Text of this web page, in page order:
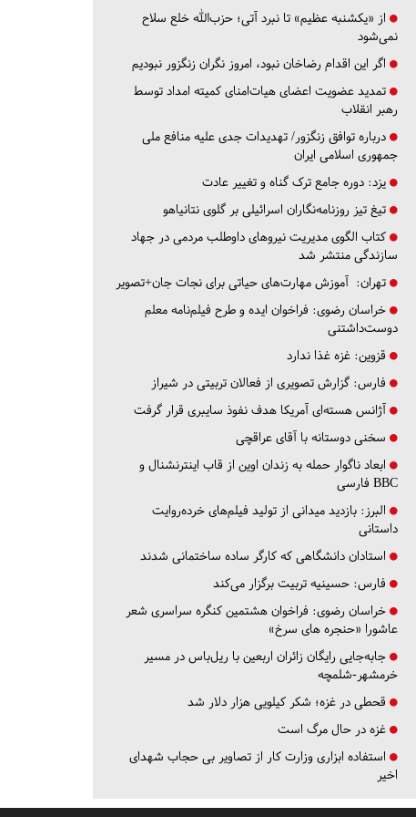
از «یکشنبه عظیم» تا نبرد آتی؛ حزب‌الله خلع سلاح
نمی‌شود
اگر این اقدام رضاخان نبود، امروز نگران زنگزور نبودیم
تمدید عضویت اعضای هیات‌امنای کمیته امداد توسط
رهبر انقلاب
درباره توافق زنگزور/ تهدیدات جدی علیه منافع ملی
جمهوری اسلامی ایران
یزد: دوره جامع ترک گناه و تغییر عادت
تیغ تیز روزنامه‌نگاران اسرائیلی بر گلوی نتانیاهو
کتاب الگوی مدیریت نیروهای داوطلب مردمی در جهاد
سازندگی منتشر شد
تهران: آموزش مهارت‌های حیاتی برای نجات جان+تصویر
خراسان رضوی: فراخوان ایده و طرح فیلم‌نامه معلم
دوست‌داشتنی
قزوین: غزه غذا ندارد
فارس: گزارش تصویری از فعالان تربیتی در شیراز
آژانس هسته‌ای آمریکا هدف نفوذ سایبری قرار گرفت
سخنی دوستانه با آقای عراقچی
ابعاد ناگوار حمله به زندان اوین از قاب اینترنشنال و
BBC فارسی
البرز: بازدید میدانی از تولید فیلم‌های خرده‌روایت
داستانی
استادان دانشگاهی که کارگر ساده ساختمانی شدند
فارس: حسینیه تربیت برگزار می‌کند
خراسان رضوی: فراخوان هشتمین کنگره سراسری شعر
عاشورا «حنجره های سرخ»
جابه‌جایی رایگان زائران اربعین با ریل‌باس در مسیر
خرمشهر-شلمچه
قحطی در غزه؛ شکر کیلویی هزار دلار شد
غزه در حال مرگ است
استفاده ابزاری وزارت کار از تصاویر بی حجاب شهدای
اخیر